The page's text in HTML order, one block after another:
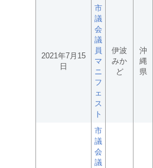
2021年7月15
日
市
議
会
議
員
マ
ニ
フ
ェ
ス
ト
伊波
みか
ど
沖
縄
県
市
議
会
議